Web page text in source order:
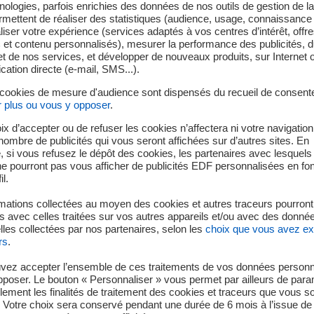
intégration
: la R&D au service d’un
responsable
un territoire prend plusieurs facettes et la R&D peut
pour être un appui au projet, indique Caroline Bono.
ainsi sur plusieurs axes :
représenter jusqu’à 40 % de la consommation
fatale. Un exemple emblématique est la récupération
pour les Jeux Olympiques™ et Paralympiques™ de
de cette ampleur,
d’eau, sujet critique dans certains territoires.
puissance de calcul et performance environnementale.
linéaire à une logique circulaire dans laquelle ledata center
parfois enrichies des données de nos outils de gestion de
de réaliser des statistiques (audience, usage,
votre expérience (services adaptés à vos centres d’intérêt,
et contenu personnalisés), mesurer la performance des publicités,
de nos services, et développer de nouveaux produits, sur Internet
directe (e-mail, SMS...).
de mesure d'audience sont dispensés du recueil de
plus ou vous y opposer.
d’accepter ou de refuser les cookies n’affectera ni votre
de publicités qui vous seront affichées sur d’autres sites. En
si vous refusez le dépôt des cookies, les partenaires avec
pourront pas vous afficher de publicités EDF personnalisées en
collectées au moyen des cookies et autres traceurs
avec celles traitées sur vos autres appareils et/ou avec des
collectées par nos partenaires, selon les choix que vous avez
.
accepter l’ensemble de ces traitements de vos données
Le bouton « Personnaliser » vous permet par ailleurs de
les finalités de traitement des cookies et traceurs que vous
choix sera conservé pendant une durée de 6 mois à l’issue de